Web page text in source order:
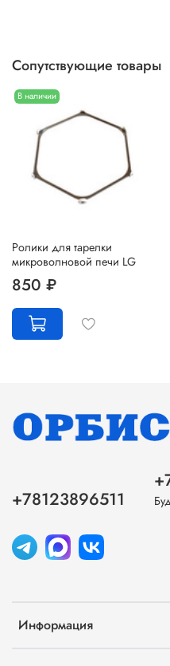
Сопутствующие товары
В наличии
Ролики для тарелки
микроволновой печи LG
850 ₽
Информация
+78123896511